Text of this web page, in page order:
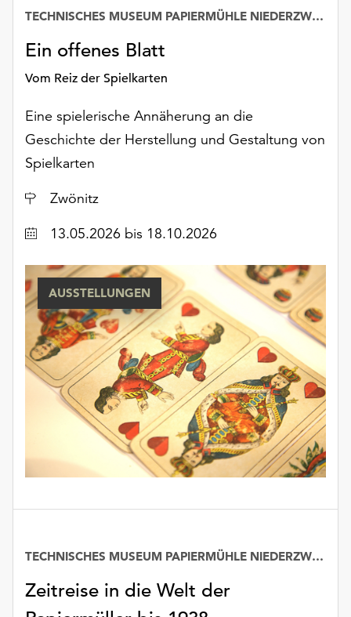
anpassen,
Sie
die
Einstellungen
die
Schaltfläche
„Auswählen“.
Weitere
Informationen
finden
Sie
unserer
Datenschutzerklärung
oder
dem
Impressum
Ein offenes Blatt
Vom Reiz der Spielkarten
TECHNISCHES MUSEUM PAPIERMÜHLE NIEDERZWÖNITZ
Eine spielerische Annäherung an die
Geschichte der Herstellung und Gestaltung von
Spielkarten
Ort
Zwönitz
Datum13.05.2026 bis 18.10.2026
AUSSTELLUNGEN
Zeitreise in die Welt der
TECHNISCHES MUSEUM PAPIERMÜHLE NIEDERZWÖNITZ
Datum